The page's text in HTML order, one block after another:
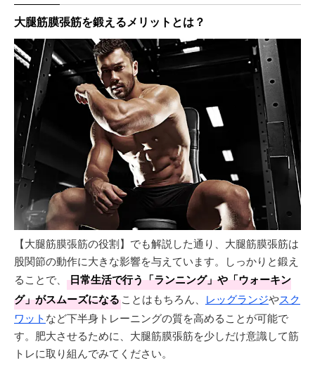
大腿筋膜張筋を鍛えるメリットとは？
【大腿筋膜張筋の役割】でも解説した通り、大腿筋膜張筋は
股関節の動作に大きな影響を与えています。しっかりと鍛え
ることで、
日常生活で行う「ランニング」や「ウォーキン
グ」がスムーズになることはもちろん、 レッグランジやスク
ワットなど下半身トレーニングの質を高めることが可能で
す。肥大させるために、大腿筋膜張筋を少しだけ意識して筋
トレに取り組んでみてください。